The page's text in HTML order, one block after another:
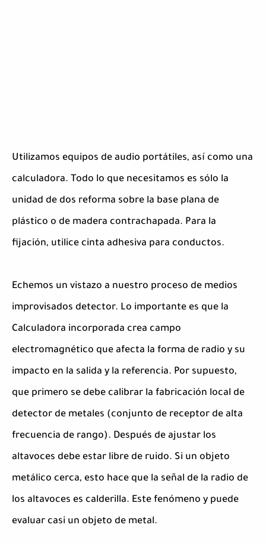
Utilizamos equipos de audio portátiles, así como una
calculadora. Todo lo que necesitamos es sólo la
unidad de dos reforma sobre la base plana de
plástico o de madera contrachapada. Para la
fijación, utilice cinta adhesiva para conductos.
Echemos un vistazo a nuestro proceso de medios
improvisados detector. Lo importante es que la
Calculadora incorporada crea campo
electromagnético que afecta la forma de radio y su
impacto en la salida y la referencia. Por supuesto,
que primero se debe calibrar la fabricación local de
detector de metales (conjunto de receptor de alta
frecuencia de rango). Después de ajustar los
altavoces debe estar libre de ruido. Si un objeto
metálico cerca, esto hace que la señal de la radio de
los altavoces es calderilla. Este fenómeno y puede
evaluar casi un objeto de metal.